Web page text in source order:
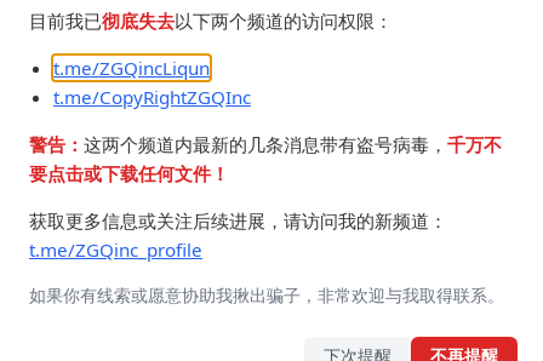
目前我已彻底失去以下两个频道的访问权限：
t.me/ZGQincLiqun
t.me/CopyRightZGQInc
警告： 这两个频道内最新的几条消息带有盗号病毒， 千万不
要点击或下载任何文件！
获取更多信息或关注后续进展，请访问我的新频道：
t.me/ZGQinc_profile
如果你有线索或愿意协助我揪出骗子，非常欢迎与我取得联系。
下次提醒 不再提醒